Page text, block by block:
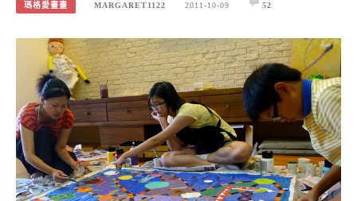
瑪格愛畫畫 MARGARET1122 2011-10-09 52